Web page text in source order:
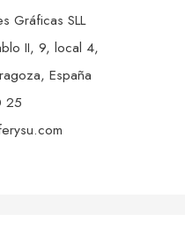
Gráficas SLL
II, 9, local 4,
España
25